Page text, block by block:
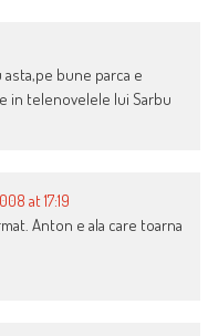
asta,pe bune parca e
in telenovelele lui Sarbu
at 17:19
Anton e ala care toarna